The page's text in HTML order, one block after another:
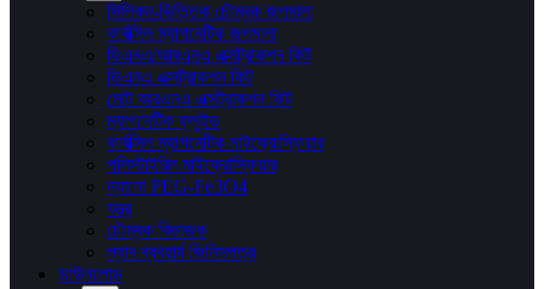
সিলিকন-ভিত্তিক চৌম্বক জপমালা
কার্বক্সিল ম্যাগনেটিক জপমালা
ডিএনএ/আরএনএ এক্সট্রাকশন কিট
ডিএনএ এক্সট্রাকশন কিট
মোট আরএনএ এক্সট্রাকশন কিট
ম্যাগনেটিক ফ্লুইড
কার্বক্সিল ম্যাগনেটিক মাইক্রোস্ফিয়ার
পলিস্টাইরিন মাইক্রোস্ফিয়ার
ন্যানো PEG-Fe3O4
যন্ত্র
চৌম্বক বিভাজক
ল্যাব ব্যবহার্য জিনিসপত্র
ডাউনলোড